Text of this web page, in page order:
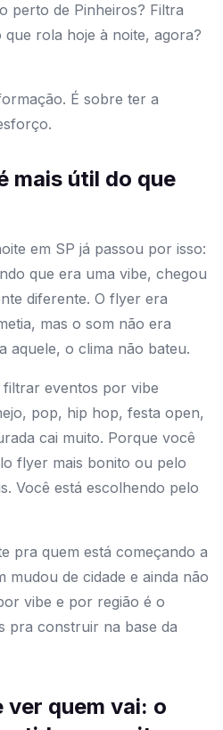
perto de Pinheiros? Filtra
rola hoje à noite, agora?
É sobre ter a
mais útil do que
em SP já passou por isso:
que era uma vibe, chegou
diferente. O flyer era
mas o som não era
aquele, o clima não bateu.
eventos por vibe
pop, hip hop, festa open,
cai muito. Porque você
flyer mais bonito ou pelo
Você está escolhendo pelo
pra quem está começando a
mudou de cidade e ainda não
vibe e por região é o
pra construir na base da
ver quem vai: o